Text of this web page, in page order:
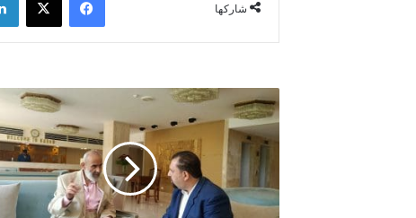
شاركها
رجل
الأعمال
العائد
للبلاد
"أشرف
السعد":
عُدت